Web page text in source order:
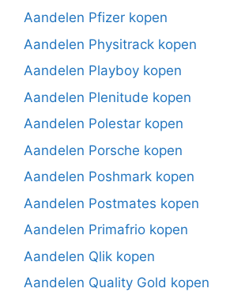
Aandelen Pfizer kopen
Aandelen Physitrack kopen
Aandelen Playboy kopen
Aandelen Plenitude kopen
Aandelen Polestar kopen
Aandelen Porsche kopen
Aandelen Poshmark kopen
Aandelen Postmates kopen
Aandelen Primafrio kopen
Aandelen Qlik kopen
Aandelen Quality Gold kopen